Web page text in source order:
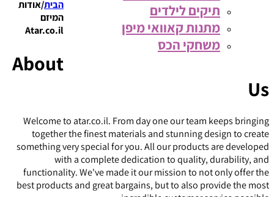
תיקים לילדים
מתנות קאוואי מיפן
משחקי הכס
הבית/אודות
המיזם
Atar.co.il
About
Us
Welcome to atar.co.il. From day one our team keeps bringing
together the finest materials and stunning design to create
something very special for you. All our products are developed
with a complete dedication to quality, durability, and
functionality. We've made it our mission to not only offer the
best products and great bargains, but to also provide the most